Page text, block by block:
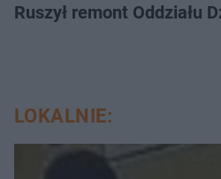
Ruszył remont Oddziału
LOKALNIE: